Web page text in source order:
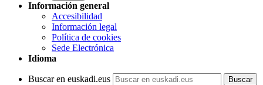
Información general
Accesibilidad
Información legal
Política de cookies
Sede Electrónica
Idioma
Buscar en euskadi.eus